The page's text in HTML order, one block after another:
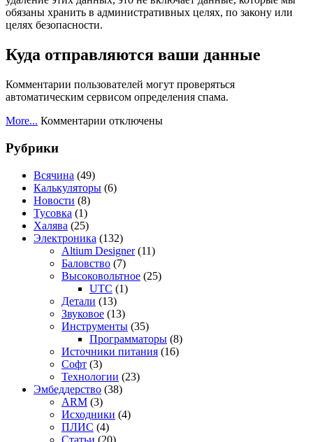
обязаны хранить в административных целях, по закону или
целях безопасности.
Куда отправляются ваши данные
Комментарии пользователей могут проверяться
автоматическим сервисом определения спама.
More... Комментарии котключены
Рубрики
Всячина (49)
Калькуляторы (6)
Новости (8)
Тусовка (1)
Халява (25)
Электроника (132)
Altium Designer(11)
Баловство (7)
Высоковольтное (25)
UTC (1)
Детали (13)
Звуковое (13)
Инструменты (35)
Программаторы (8)
Источники питания (16)
Софт (3)
Технологии (23)
Эмбеддерство (38)
ARM (3)
Исходники (4)
ПЛИС (4)
Статьи (20)